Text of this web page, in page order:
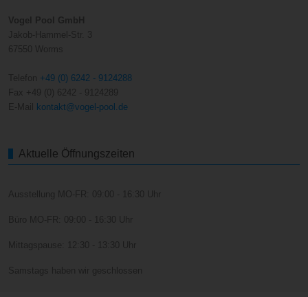
+49 (0) 6242 - 9124288
kontakt@vogel-pool.de
Aktuelle Öffnungszeiten